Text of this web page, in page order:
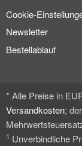
Cookie-
Newsletter
Bestellablauf
* Alle Preise in
Versandkosten;
1 Unverbindliche